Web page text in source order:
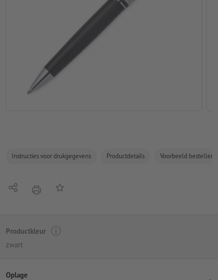
Instructies voor drukgegevens Productdetails Voorbeeld bestellen
Delen afdrukkenOp de lijst
Productkleur
zwart
Oplage